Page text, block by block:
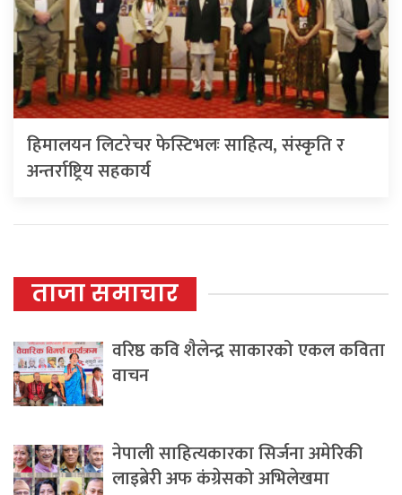
हिमालयन लिटरेचर फेस्टिभलः साहित्य, संस्कृति र
अन्तर्राष्ट्रिय सहकार्य
ताजा समाचार
वरिष्ठ कवि शैलेन्द्र साकारको एकल कविता
वाचन
नेपाली साहित्यकारका सिर्जना अमेरिकी
लाइब्रेरी अफ कंग्रेसको अभिलेखमा